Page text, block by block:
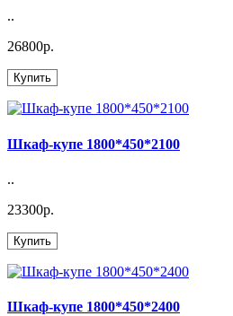
..
26800р.
Купить
Шкаф-купе 1800*450*2100
..
23300р.
Купить
Шкаф-купе 1800*450*2400